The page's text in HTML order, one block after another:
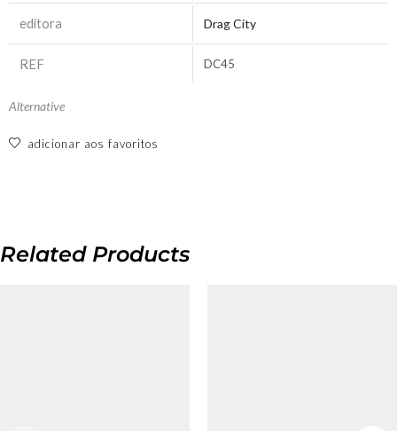
editora Drag City
REF DC45
Alternative
adicionar aos favoritos
Related Products